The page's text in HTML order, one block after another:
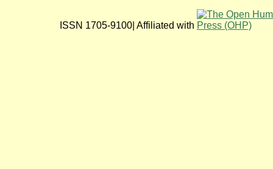
ISSN 1705-9100| Affiliated with